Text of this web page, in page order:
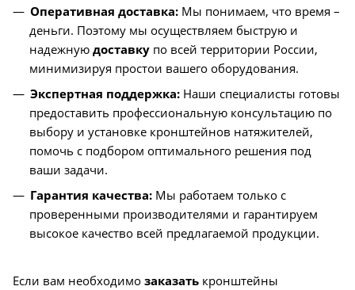
Оперативная доставка: Мы понимаем, что время –
деньги. Поэтому мы осуществляем быструю и
надежную доставку по всей территории России,
минимизируя простои вашего оборудования.
Экспертная поддержка: Наши специалисты готовы
предоставить профессиональную консультацию по
выбору и установке кронштейнов натяжителей,
помочь с подбором оптимального решения под
ваши задачи.
Гарантия качества: Мы работаем только с
проверенными производителями и гарантируем
высокое качество всей предлагаемой продукции.
Если вам необходимо заказать кронштейны